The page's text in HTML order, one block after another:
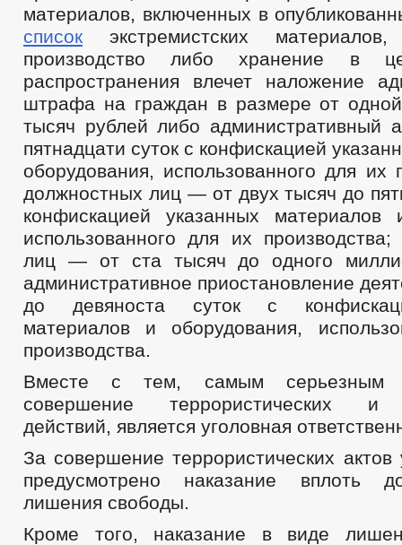
материалов, включенных в
список экстремистских
производство либо хранение в
распространения влечет наложение
штрафа на граждан в размере от
тысяч рублей либо административный
пятнадцати суток с конфискацией
оборудования, использованного для их
должностных лиц — от двух тысяч до
конфискацией указанных материалов
использованного для их
лиц — от ста тысяч до одного
административное приостановление
до девяноста суток с
материалов и оборудования,
производства.
Вместе с тем, самым серьезным
совершение террористических и
действий, является уголовная
За совершение террористических актов
предусмотрено наказание вплоть
лишения свободы.
Кроме того, наказание в виде